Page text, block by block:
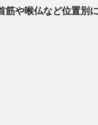
筋や喉仏など位置別